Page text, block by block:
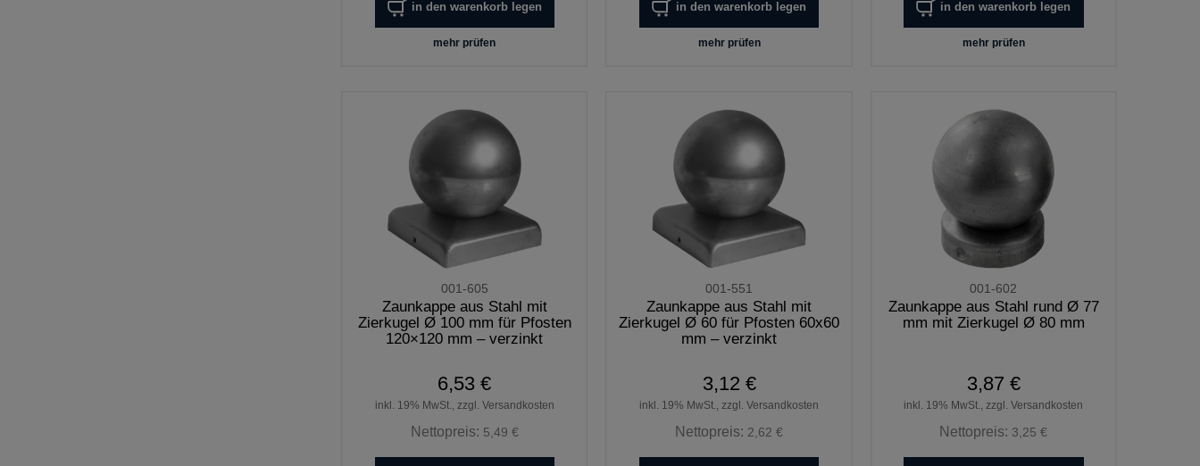
in den warenkorb legen
mehr prüfen
in den warenkorb legen
mehr prüfen
in den warenkorb legen
mehr prüfen
001-605
Zaunkappe aus Stahl mit
Zierkugel Ø 100 mm für Pfosten
120×120 mm – verzinkt
6,53 €
inkl. 19% MwSt., zzgl. Versandkosten
Nettopreis: 5,49 €
001-551
Zaunkappe aus Stahl mit
Zierkugel Ø 60 für Pfosten 60x60
mm – verzinkt
3,12 €
inkl. 19% MwSt., zzgl. Versandkosten
Nettopreis: 2,62 €
001-602
Zaunkappe aus Stahl rund Ø 77
mm mit Zierkugel Ø 80 mm
3,87 €
inkl. 19% MwSt., zzgl. Versandkosten
Nettopreis: 3,25 €